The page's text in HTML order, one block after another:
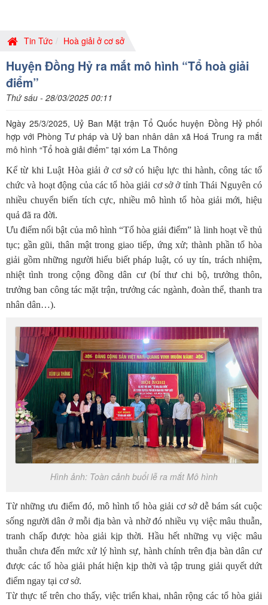
Tin Tức Hoà giải ở cơ sở
Huyện Đồng Hỷ ra mắt mô hình “Tổ hoà giải
điểm”
Thứ sáu - 28/03/2025 00:11
Ngày 25/3/2025, Uỷ Ban Mặt trận Tổ Quốc huyện Đồng Hỷ phối
hợp với Phòng Tư pháp và Uỷ ban nhân dân xã Hoá Trung ra mắt
mô hình “Tổ hoà giải điểm” tại xóm La Thông
Kể từ khi Luật Hòa giải ở cơ sở có hiệu lực thi hành, công tác tổ
chức và hoạt động của các tổ hòa giải cơ sở ở tỉnh Thái Nguyên có
nhiều chuyển biến tích cực, nhiều mô hình tổ hòa giải mới, hiệu
quả đã ra đời.
Ưu điểm nổi bật của mô hình “Tổ hòa giải điểm” là linh hoạt về thủ
tục; gần gũi, thân mật trong giao tiếp, ứng xử; thành phần tổ hòa
giải gồm những người hiểu biết pháp luật, có uy tín, trách nhiệm,
nhiệt tình trong cộng đồng dân cư (bí thư chi bộ, trưởng thôn,
trưởng ban công tác mặt trận, trưởng các ngành, đoàn thể, thanh tra
nhân dân…).
Hình ảnh: Toàn cảnh buổi lễ ra mắt Mô hình
Từ những ưu điểm đó, mô hình tổ hòa giải cơ sở dễ bám sát cuộc
sống người dân ở mỗi địa bàn và nhờ đó nhiều vụ việc mâu thuẫn,
tranh chấp được hòa giải kịp thời. Hầu hết những vụ việc mâu
thuẫn chưa đến mức xử lý hình sự, hành chính trên địa bàn dân cư
được các tổ hòa giải phát hiện kịp thời và tập trung giải quyết dứt
điểm ngay tại cơ sở.
Từ thực tế trên cho thấy, việc triển khai, nhân rộng các tổ hòa giải